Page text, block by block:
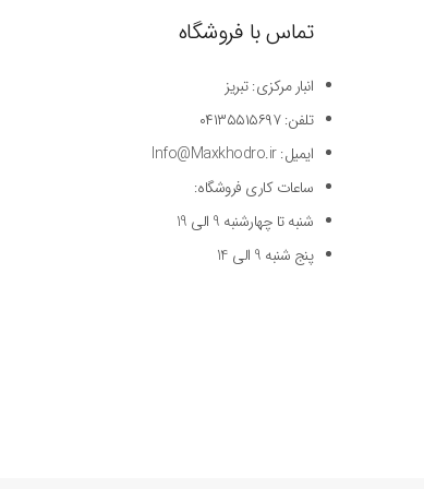
تماس با فروشگاه
انبار مرکزی: تبریز
تلفن: ۰۴۱۳۵۵۱۵۶۹۷
ایمیل: Info@Maxkhodro.ir
ساعات کاری فروشگاه:
شنبه تا چهارشنبه 9 الی 19
پنج شنبه 9 الی 14